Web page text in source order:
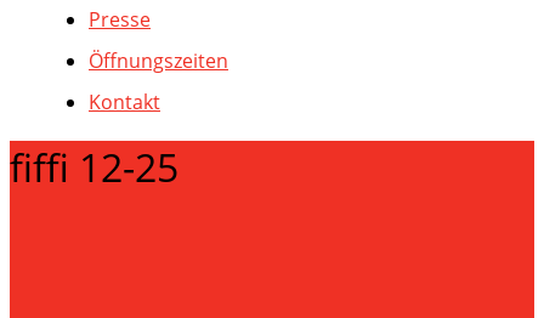
Presse
Öffnungszeiten
Kontakt
fiffi 12-25